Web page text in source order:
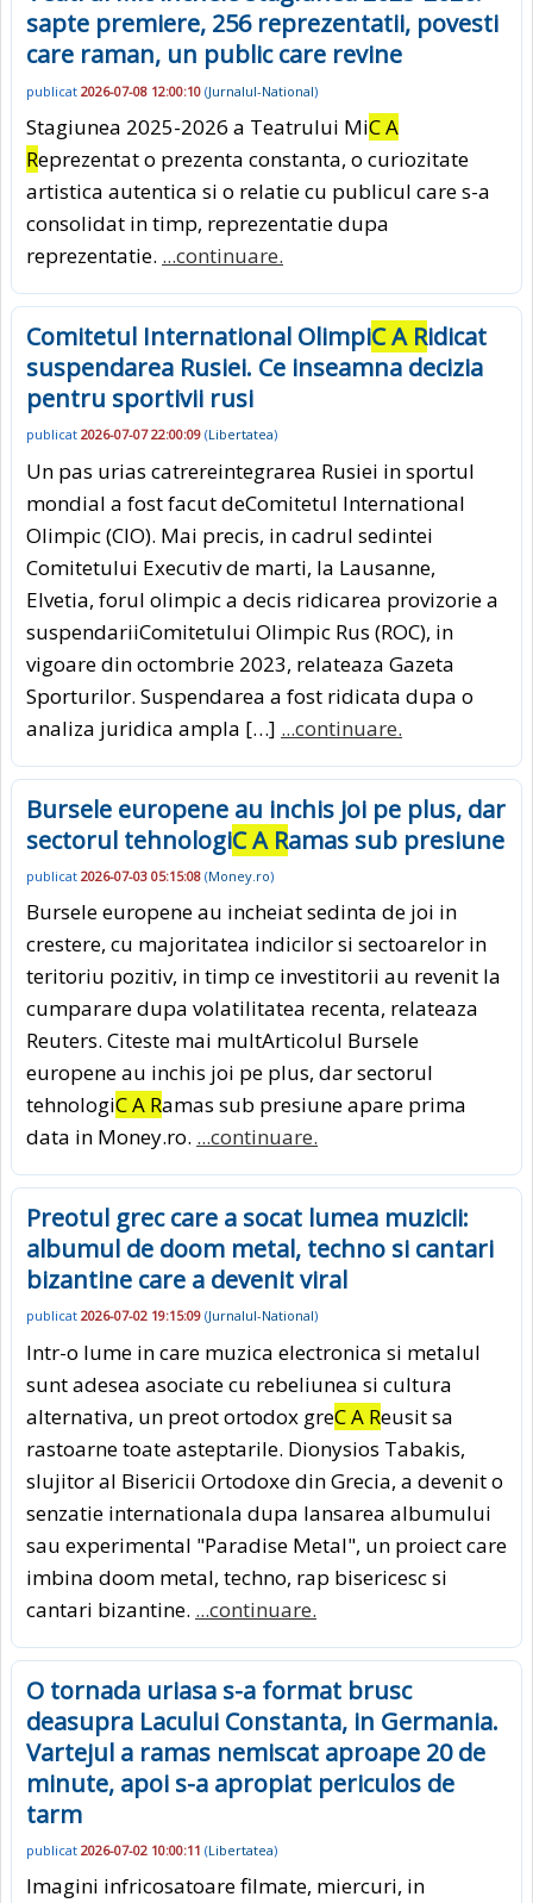
sapte premiere, 256 reprezentatii, povesti
care raman, un public care revine
publicat 2026-07-08 12:00:10 (Jurnalul-National)
Stagiunea 2025-2026 a Teatrului MiC A
Reprezentat o prezenta constanta, o curiozitate
artistica autentica si o relatie cu publicul care s-a
consolidat in timp, reprezentatie dupa
reprezentatie. ...continuare.
Comitetul International OlimpiC A Ridicat
suspendarea Rusiei. Ce inseamna decizia
pentru sportivii rusi
publicat 2026-07-07 22:00:09 (Libertatea)
Un pas urias catrereintegrarea Rusiei in sportul
mondial a fost facut deComitetul International
Olimpic (CIO). Mai precis, in cadrul sedintei
Comitetului Executiv de marti, la Lausanne,
Elvetia, forul olimpic a decis ridicarea provizorie a
suspendariiComitetului Olimpic Rus (ROC), in
vigoare din octombrie 2023, relateaza Gazeta
Sporturilor. Suspendarea a fost ridicata dupa o
analiza juridica ampla […] ...continuare.
Bursele europene au inchis joi pe plus, dar
sectorul tehnologiC A Ramas sub presiune
publicat 2026-07-03 05:15:08 (Money.ro)
Bursele europene au incheiat sedinta de joi in
crestere, cu majoritatea indicilor si sectoarelor in
teritoriu pozitiv, in timp ce investitorii au revenit la
cumparare dupa volatilitatea recenta, relateaza
Reuters. Citeste mai multArticolul Bursele
europene au inchis joi pe plus, dar sectorul
tehnologiC A Ramas sub presiune apare prima
data in Money.ro. ...continuare.
Preotul grec care a socat lumea muzicii:
albumul de doom metal, techno si cantari
bizantine care a devenit viral
publicat 2026-07-02 19:15:09 (Jurnalul-National)
Intr-o lume in care muzica electronica si metalul
sunt adesea asociate cu rebeliunea si cultura
alternativa, un preot ortodox greC A Reusit sa
rastoarne toate asteptarile. Dionysios Tabakis,
slujitor al Bisericii Ortodoxe din Grecia, a devenit o
senzatie internationala dupa lansarea albumului
sau experimental "Paradise Metal", un proiect care
imbina doom metal, techno, rap bisericesc si
cantari bizantine. ...continuare.
O tornada uriasa s-a format brusc
deasupra Lacului Constanta, in Germania.
Vartejul a ramas nemiscat aproape 20 de
minute, apoi s-a apropiat periculos de
tarm
publicat 2026-07-02 10:00:11 (Libertatea)
Imagini infricosatoare filmate, miercuri, in